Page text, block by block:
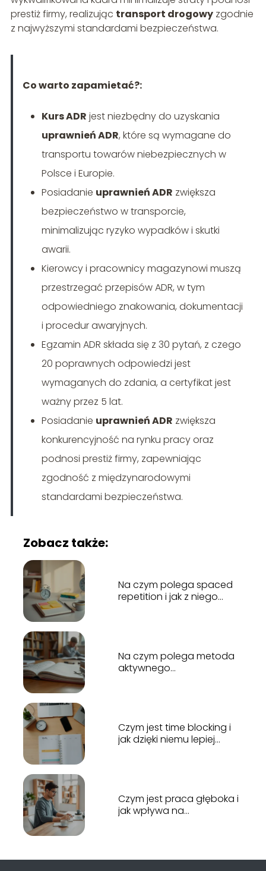
prestiż firmy, realizując transport drogowyzgodnie
z najwyższymi standardami bezpieczeństwa.
Co warto zapamietać?:
Kurs ADR jest niezbędny do uzyskania
uprawnień ADR, które są wymagane do
transportu towarów niebezpiecznych w
Polsce i Europie.
Posiadanie uprawnień ADR zwiększa
bezpieczeństwo w transporcie,
minimalizując ryzyko wypadków i skutki
awarii.
Kierowcy i pracownicy magazynowi muszą
przestrzegać przepisów ADR, w tym
odpowiedniego znakowania, dokumentacji
i procedur awaryjnych.
Egzamin ADR składa się z 30 pytań, z czego
20 poprawnych odpowiedzi jest
wymaganych do zdania, a certyfikat jest
ważny przez 5 lat.
Posiadanie uprawnień ADR zwiększa
konkurencyjność na rynku pracy oraz
podnosi prestiż firmy, zapewniając
zgodność z międzynarodowymi
standardami bezpieczeństwa.
Zobacz także:
Na czym polega spaced
repetition i jak z niego
Na czym polega metoda
aktywnego
Czym jest time blocking i
jak dzięki niemu lepiej
Czym jest praca głęboka i
jak wpływa na